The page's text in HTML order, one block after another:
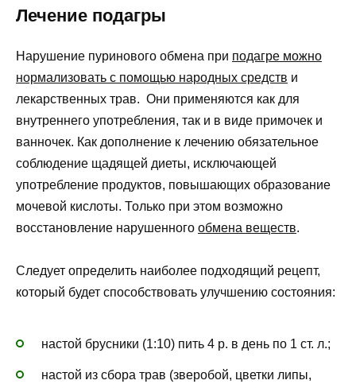
Лечение подагры
Нарушение пуринового обмена при подагре можно
нормализовать с помощью народных средств и
лекарственных трав. Они применяются как для
внутреннего употребления, так и в виде примочек и
ванночек. Как дополнение к лечению обязательное
соблюдение щадящей диеты, исключающей
употребление продуктов, повышающих образование
мочевой кислоты. Только при этом возможно
восстановление нарушенного обмена веществ.
Следует определить наиболее подходящий рецепт,
который будет способствовать улучшению состояния:
настой брусники (1:10) пить 4 р. в день по 1 ст. л.;
настой из сбора трав (зверобой, цветки липы,